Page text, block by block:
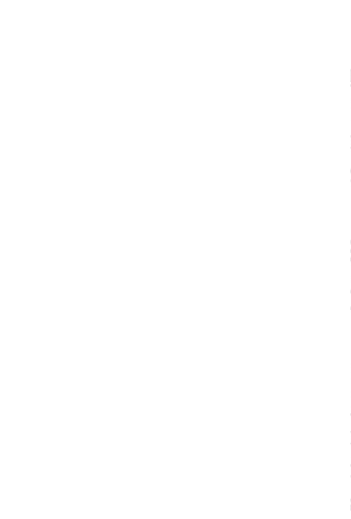
la lista de admitidos y
municipal, convocado para
Puede consultarse en este
Publicada la lista
estabilización
Según ha informado el
31 de diciembre de este año,
empleo público. Estos
incluidas en los procesos de